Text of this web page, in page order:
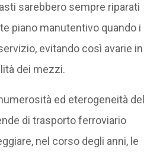
sarebbero sempre riparati
piano manutentivo quando i
evitando così avarie in
dei mezzi.
ed eterogeneità del
di trasporto ferroviario
nel corso degli anni, le